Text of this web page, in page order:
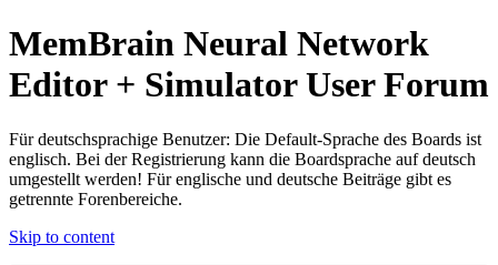
MemBrain Neural Network
Editor + Simulator User Forum
Für deutschsprachige Benutzer: Die Default-Sprache des Boards ist
englisch. Bei der Registrierung kann die Boardsprache auf deutsch
umgestellt werden! Für englische und deutsche Beiträge gibt es
getrennte Forenbereiche.
Skip to content